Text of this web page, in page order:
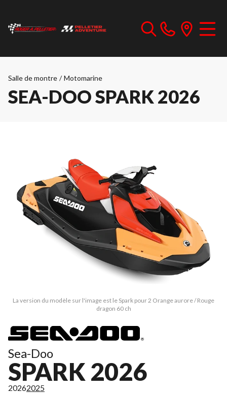
Salle de montre / Motomarine
SEA-DOO SPARK 2026
La version du modèle sur l'image est le Spark pour 2 Orange aurore / Rouge
dragon 60 ch
Sea-Doo
SPARK 2026
20262025